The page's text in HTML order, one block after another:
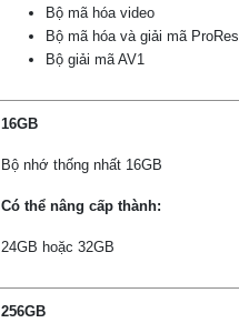
Bộ mã hóa video
Bộ mã hóa và giải mã ProRes
Bộ giải mã AV1
16GB
Bộ nhớ thống nhất 16GB
Có thể nâng cấp thành:
24GB hoặc 32GB
256GB